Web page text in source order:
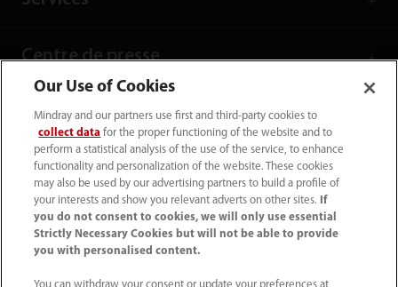
Centre de presse
Carrières
À propos de nous
Informations de contact
Our Use of Cookies
Mindray and our partners use first and third-party cookies to
collect data for the proper functioning of the website and to
perform a statistical analysis of the use of the service, to enhance
functionality and personalization of the website. These cookies
may also be used by our advertising partners to build a profile of
your interests and show you relevant adverts on other sites.
If
you do not consent to cookies, we will only use essential
Strictly Necessary Cookies but will not be able to provide
you with personalised content.